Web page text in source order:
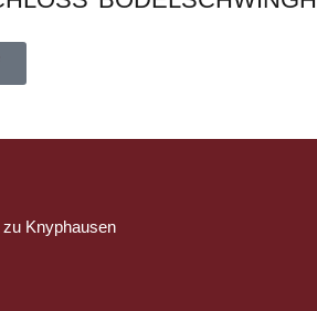
Knyphausen